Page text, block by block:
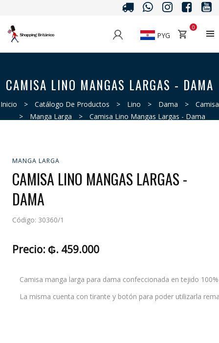
PYG
0
CAMISA LINO MANGAS LARGAS - DAMA
Inicio > Catálogo De Productos > Lino > Dama >
Camisa
>
Manga Larga > Camisa Lino Mangas Largas - Dama
MANGA LARGA
CAMISA LINO MANGAS LARGAS -
DAMA
Código: 30360/1
Precio: ₲. 459.000
Camisa manga larga para dama confeccionada en tejido
La misma cuenta con tirante y botón para poder utilizarla